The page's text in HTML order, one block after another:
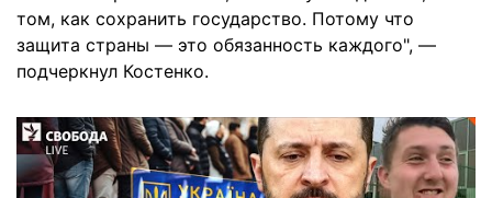
том, как сохранить государство. Потому что
защита страны — это обязанность каждого", —
подчеркнул Костенко.